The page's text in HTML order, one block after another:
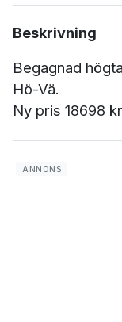
Beskrivning
Begagnad
Hö-Vä.
Ny pris 18698